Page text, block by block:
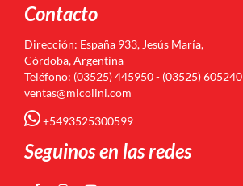
Contacto
Dirección: España 933, Jesús María,
Córdoba, Argentina
Teléfono: (03525) 445950 - (03525) 605240
ventas@micolini.com
+5493525300599
Seguinos en las redes